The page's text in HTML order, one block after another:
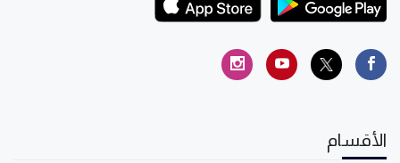
الأقسام